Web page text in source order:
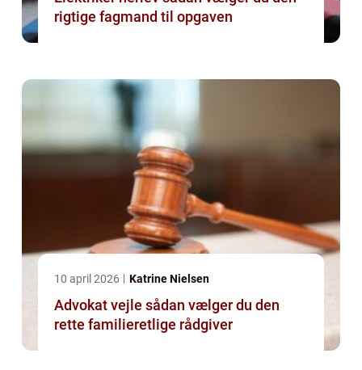
rigtige fagmand til opgaven
10 april 2026 Katrine Nielsen
Advokat vejle sådan vælger du den
rette familieretlige rådgiver